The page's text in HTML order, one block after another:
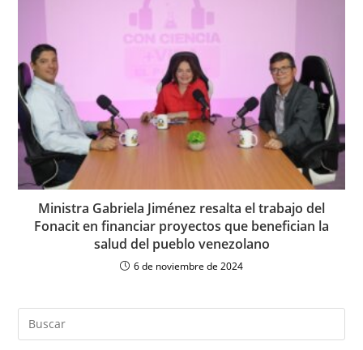
Ministra Gabriela Jiménez resalta el trabajo del
Fonacit en financiar proyectos que benefician la
salud del pueblo venezolano
6 de noviembre de 2024